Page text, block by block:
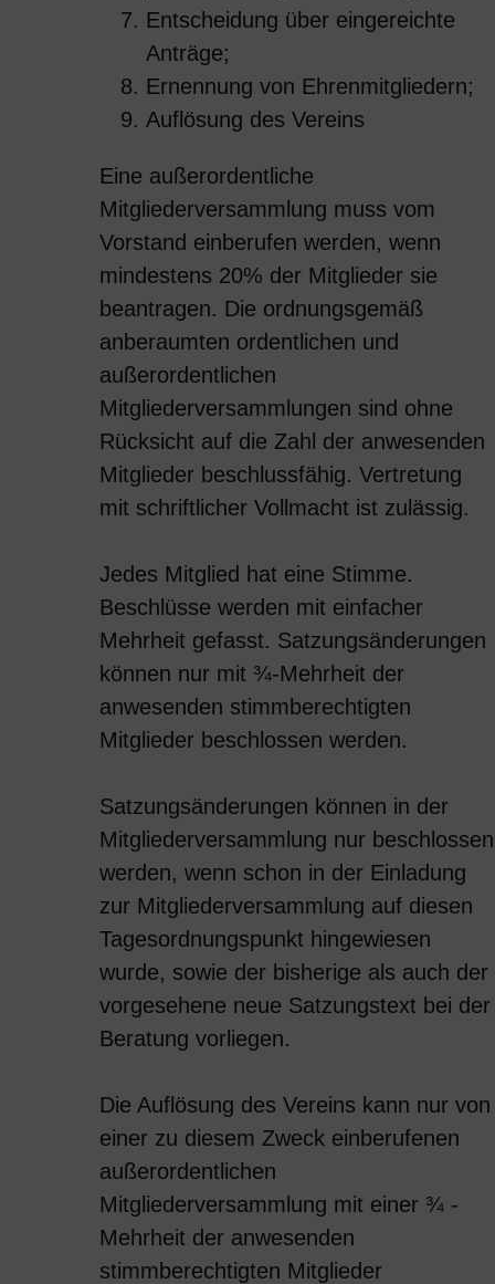
Entscheidung über eingereichte
Anträge;
Ernennung von Ehrenmitgliedern;
Auflösung des Vereins
Eine außerordentliche
Mitgliederversammlung muss vom
Vorstand einberufen werden, wenn
mindestens 20% der Mitglieder sie
beantragen. Die ordnungsgemäß
anberaumten ordentlichen und
außerordentlichen
Mitgliederversammlungen sind ohne
Rücksicht auf die Zahl der anwesenden
Mitglieder beschlussfähig. Vertretung
mit schriftlicher Vollmacht ist zulässig.
Jedes Mitglied hat eine Stimme.
Beschlüsse werden mit einfacher
Mehrheit gefasst. Satzungsänderungen
können nur mit ¾-Mehrheit der
anwesenden stimmberechtigten
Mitglieder beschlossen werden.
Satzungsänderungen können in der
Mitgliederversammlung nur beschlossen
werden, wenn schon in der Einladung
zur Mitgliederversammlung auf diesen
Tagesordnungspunkt hingewiesen
wurde, sowie der bisherige als auch der
vorgesehene neue Satzungstext bei der
Beratung vorliegen.
Die Auflösung des Vereins kann nur von
einer zu diesem Zweck einberufenen
außerordentlichen
Mitgliederversammlung mit einer ¾ -
Mehrheit der anwesenden
stimmberechtigten Mitglieder